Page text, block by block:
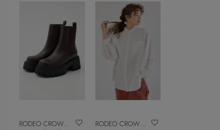
RODEO CROWNS
RODEO CROWNS